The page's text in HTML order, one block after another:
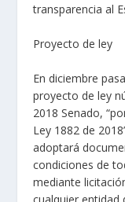
transparencia al
Proyecto de ley
En diciembre
proyecto de ley
2018 Senado,
Ley 1882 de
adoptará
condiciones de
mediante